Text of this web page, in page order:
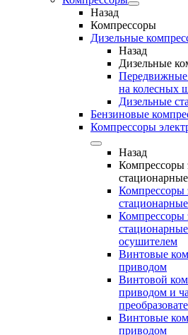
Назад
Компрессоры
Дизельные
Назад
Дизельные
Передвижные
на колесных
Дизельные
Бензиновые
Компрессоры
Назад
Компрессоры
стационарные
Компрессоры
Компрессоры
осушителем
Винтовые
приводом
Винтовой
приводом и
Винтовые
приводом